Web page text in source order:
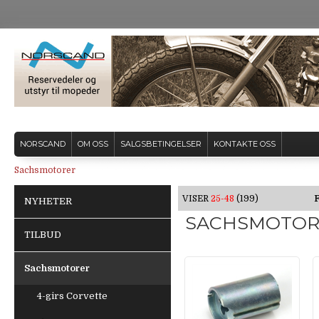
NORSCAND OM OSS SALGSBETINGELSER KONTAKTE OSS
Sachsmotorer
NYHETER
TILBUD
Sachsmotorer
4-girs Corvette
VISER 25-48 (199)